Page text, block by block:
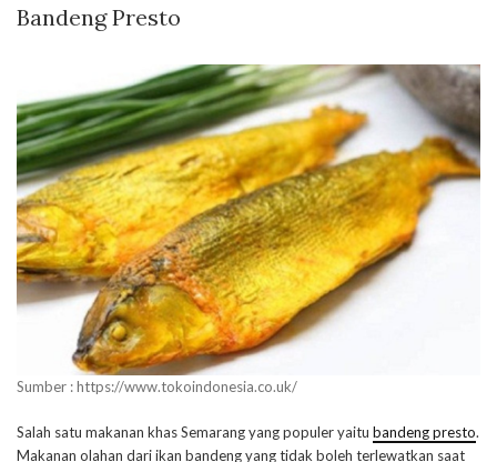
Bandeng Presto
Sumber : https://www.tokoindonesia.co.uk/
Salah satu makanan khas Semarang yang populer yaitu bandeng presto.
Makanan olahan dari ikan bandeng yang tidak boleh terlewatkan saat